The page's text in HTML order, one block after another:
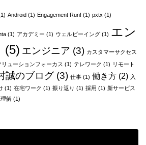
Android (1) Engagement Run! (1) pxtx (1)
(1) アカデミー (1) ウェルビーイング (1) エン
(5) エンジニア (3) カスタマーサクセス
リューションフォーカス (1) テレワーク (1) リモート
誠のブログ(3) 仕事 (1) 働き方 (2) 入
(1) 在宅ワーク (1) 振り返り (1) 採用 (1) 新サービス
解 (1)